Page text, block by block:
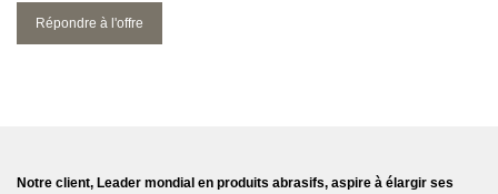
Répondre à l'offre
Notre client, Leader mondial en produits abrasifs, aspire à élargir ses